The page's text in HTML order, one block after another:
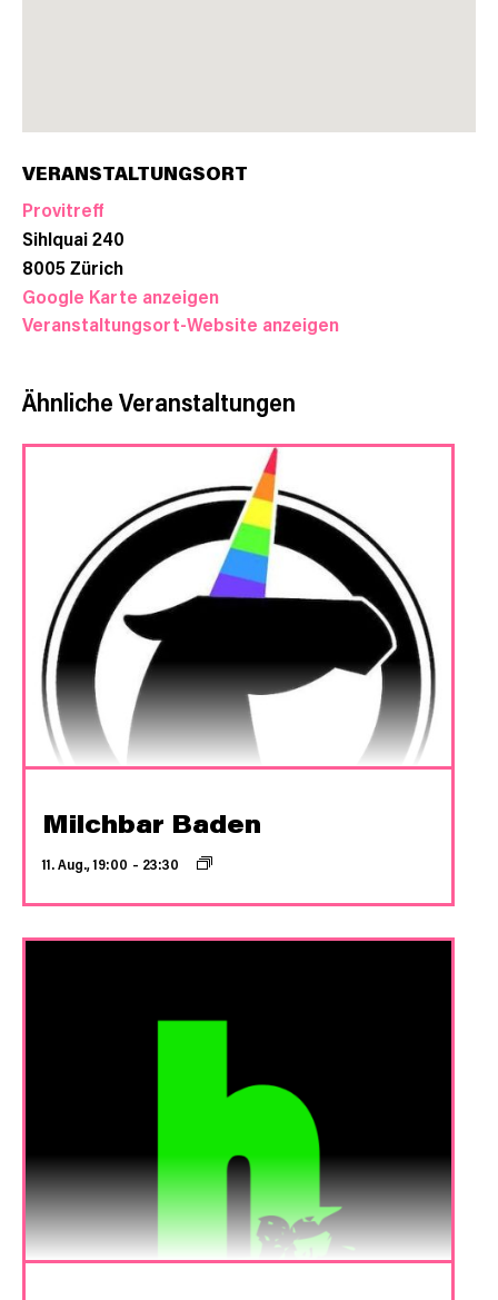
VERANSTALTUNGSORT
Provitreff
Sihlquai 240
8005Zürich
Google Karte anzeigen
Veranstaltungsort-Website anzeigen
Ähnliche Veranstaltungen
Milchbar Baden
11. Aug., 19:00 – 23:30